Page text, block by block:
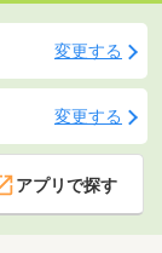
変更する
変更する
アプリで探す